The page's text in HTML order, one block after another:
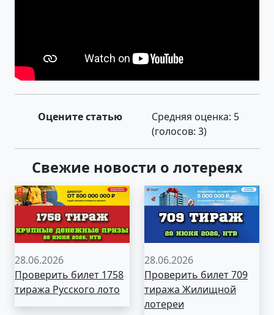
Оцените статью Средняя оценка: 5
(голосов: 3)
Свежие новости о лотереях
28.06.2026
Проверить билет 1758
тиража Русского лото
28.06.2026
Проверить билет 709
тиража Жилищной
лотереи